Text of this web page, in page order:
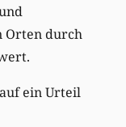
Orten durch
ein Urteil